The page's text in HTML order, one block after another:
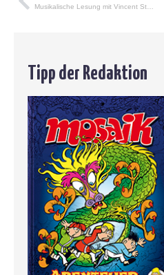
Tipp der Redaktion